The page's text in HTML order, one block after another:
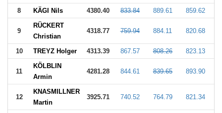
8 KÄGI Nils 4380.40 833.84 889.61 859.62
9
RÜCKERT
Christian
4318.77 759.94 884.11 820.68
10 TREYZ Holger 4313.39 867.57 808.26 823.13
11
KÖLBLIN
Armin
4281.28 844.61 839.65 893.90
12
KNASMILLNER
Martin
3925.71 740.52 764.79 821.34